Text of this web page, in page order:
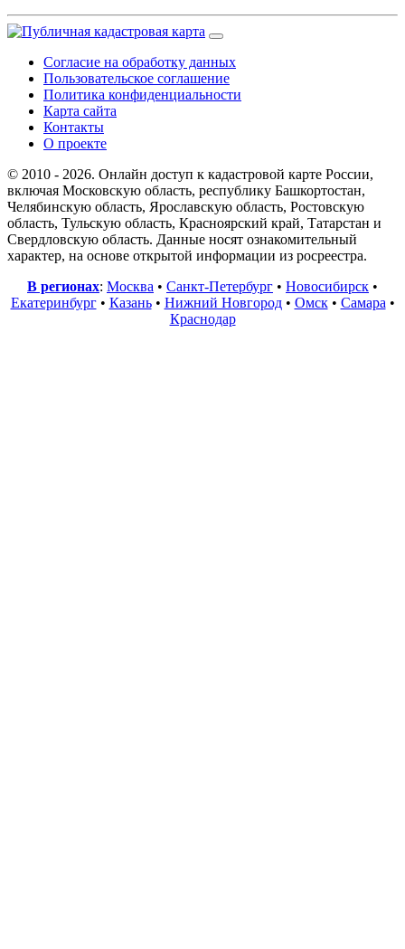
Согласие на обработку данных
Пользовательское соглашение
Политика конфиденциальности
Карта сайта
Контакты
О проекте
© 2010 - 2026. Онлайн доступ к кадастровой карте России,
включая Московскую область, республику Башкортостан,
Челябинскую область, Ярославскую область, Ростовскую
область, Тульскую область, Красноярский край, Татарстан и
Свердловскую область. Данные носят ознакомительный
характер, на основе открытой информации из росреестра.
В регионах: Москва • Санкт-Петербург • Новосибирск •
Екатеринбург• Казань• Нижний Новгород• Омск• Самара •
Краснодар